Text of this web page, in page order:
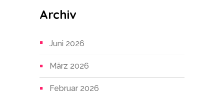
Archiv
Juni 2026
März 2026
Februar 2026